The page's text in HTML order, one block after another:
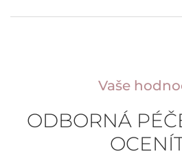
Vaše
ODBORNÁ